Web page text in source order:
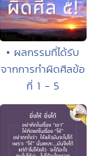
• ผลกรรมที่ได้รับ
จากการทำผิดศีลข้อ
ที่ 1 - 5